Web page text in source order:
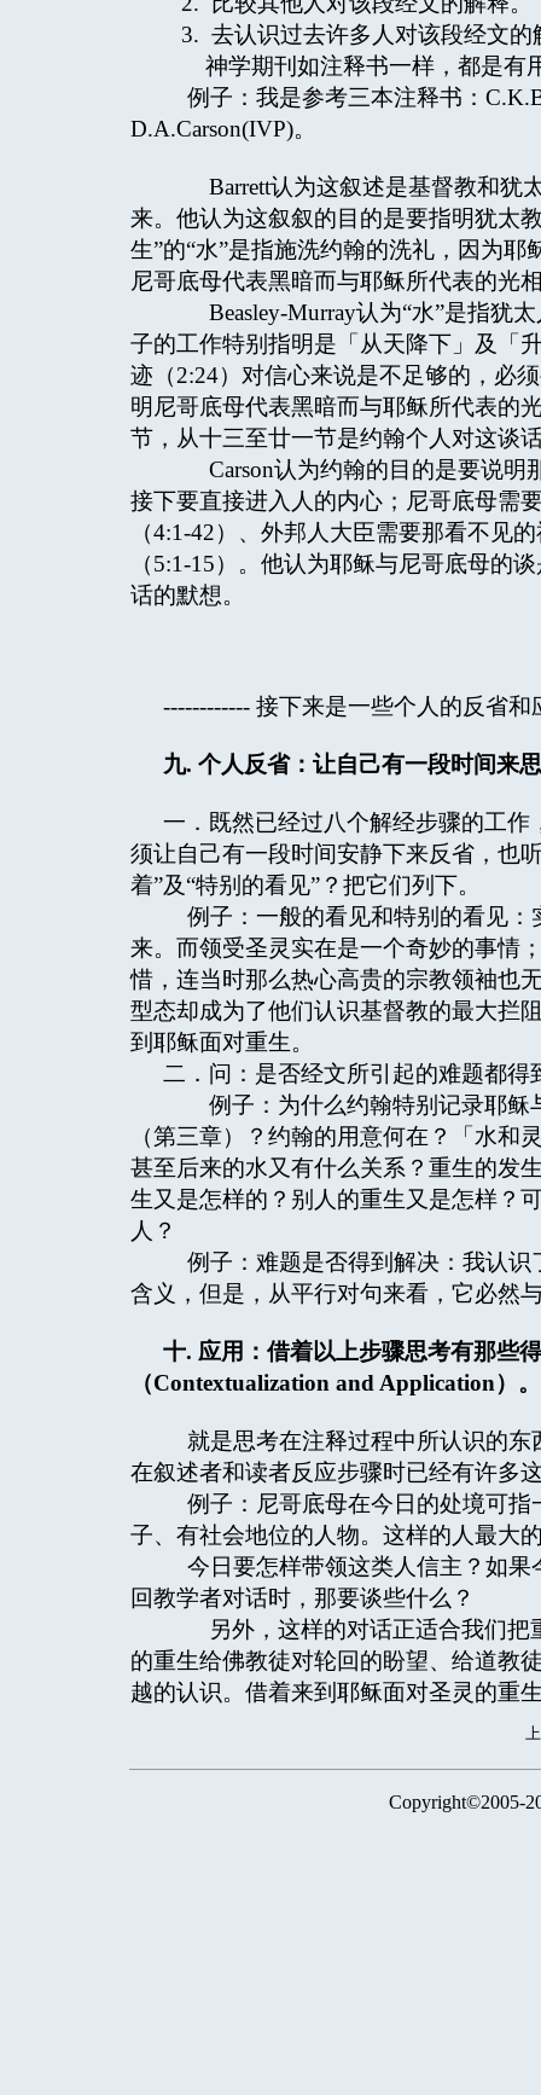
3. 去认识过去许多人对该段经文的
神学期刊如注释书一样，都是有
例子：我是参考三本注释书：
D.A.Carson(IVP)。
Barrett认为这叙述是基督教和犹
来。他认为这叙叙的目的是要指明犹太
生”的“水”是指施洗约翰的洗礼，因为
尼哥底母代表黑暗而与耶稣所代表的光
Beasley-Murray认为“水”是指犹太
子的工作特别指明是「从天降下」及「
迹（2:24）对信心来说是不足够的，必
明尼哥底母代表黑暗而与耶稣所代表的
节，从十三至廿一节是约翰个人对这谈
Carson认为约翰的目的是要说明
接下要直接进入人的内心；尼哥底母需
（4:1-42）、外邦人大臣需要那看不见
（5:1-15）。他认为耶稣与尼哥底母的
话的默想。
------------ 接下来是一些个人的反省和
九. 个人反省：让自己有一段时间来
一．既然已经过八个解经步骤的工
须让自己有一段时间安静下来反省，也
着”及“特别的看见”？把它们列下。
例子：一般的看见和特别的看见：
来。而领受圣灵实在是一个奇妙的事情
惜，连当时那么热心高贵的宗教领袖也
型态却成为了他们认识基督教的最大拦
到耶稣面对重生。
二．问：是否经文所引起的难题都得
例子：为什么约翰特别记录耶稣
（第三章）？约翰的用意何在？「水
甚至后来的水又有什么关系？重生的发
生又是怎样的？别人的重生又是怎样？
人？
例子：难题是否得到解决：我认识
含义，但是，从平行对句来看，它必然
十. 应用：借着以上步骤思考有那些
（Contextualization and Application）。
就是思考在注释过程中所认识的东
在叙述者和读者反应步骤时已经有许多
例子：尼哥底母在今日的处境可指
子、有社会地位的人物。这样的人最大
今日要怎样带领这类人信主？如果
回教学者对话时，那要谈些什么？
另外，这样的对话正适合我们把
的重生给佛教徒对轮回的盼望、给道教
越的认识。借着来到耶稣面对圣灵的重
Copyright©2005-